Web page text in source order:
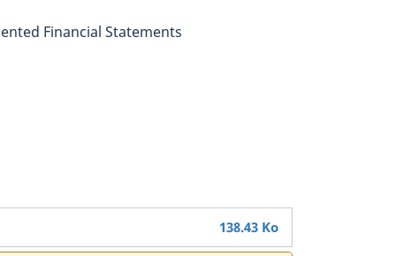
Financial Statements
138.43 Ko